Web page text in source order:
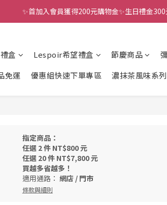
全館滿千免運
✨首加入會員獲得200元購物金✨生日禮金
盒 Lespoir希望禮盒 節慶商品
免運 優惠組快速下單專區 濃抹茶風味系列
指定商品：
任選 2 件 NT$800 元
任選 20 件 NT$7,800 元
買越多省越多！
適用通路： 網店 / 門市
條款與細則